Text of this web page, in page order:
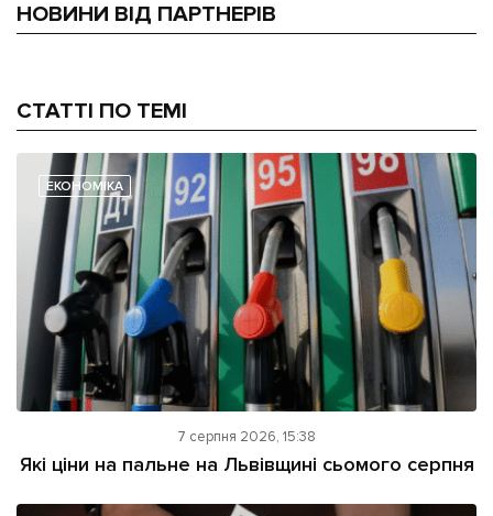
НОВИНИ ВІД ПАРТНЕРІВ
СТАТТІ ПО ТЕМІ
ЕКОНОМІКА
7 серпня 2026, 15:38
Які ціни на пальне на Львівщині сьомого серпня